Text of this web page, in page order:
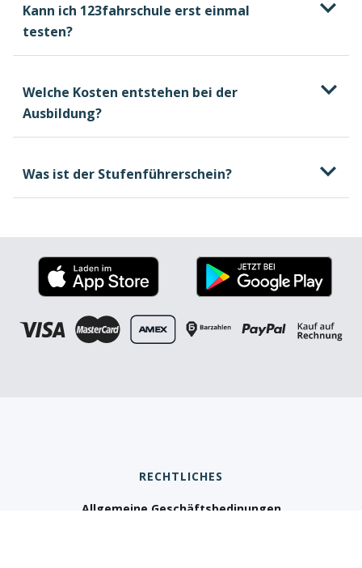
welche Kosten beim
Führerschein entstehen können, wovon sie
abhängen und wie du selbst Einfluss darauf
Wenn ein Anbieter eine feste
Komplettpreis nennt, solltest du skeptisch sein
zwei Jahre
keine neue Probezeit
Kann ich 123fahrschule erst einmal
testen?
Welche Kosten entstehen bei der
Ausbildung?
Was ist der Stufenführerschein?
RECHTLICHES
Allgemeine Geschäftsbedinungen